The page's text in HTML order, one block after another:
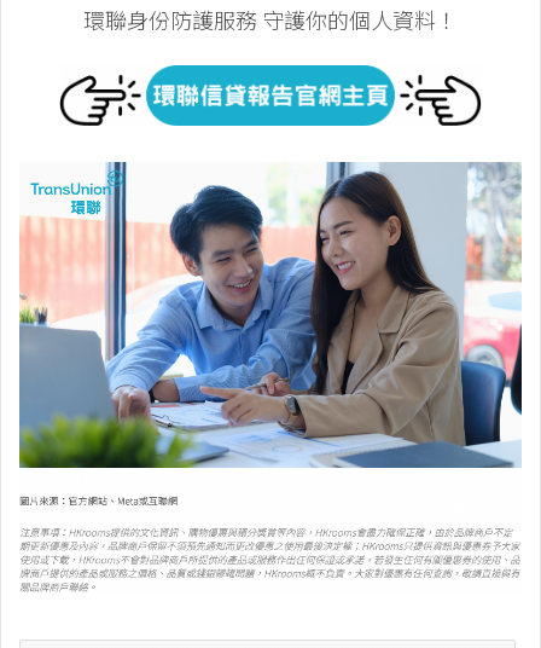
環聯身份防護服務 守護你的個人資料！